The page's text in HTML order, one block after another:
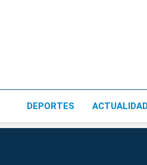
DEPORTES